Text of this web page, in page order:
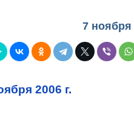
7 ноября
2006 г.